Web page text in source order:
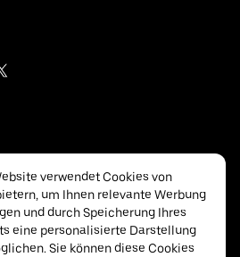
verwendet Cookies von
um Ihnen relevante Werbung
und durch Speicherung Ihres
eine personalisierte Darstellung
Sie können diese Cookies